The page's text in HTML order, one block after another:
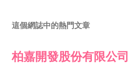
這個網誌中的熱門文章
柏嘉開發股份有限公司